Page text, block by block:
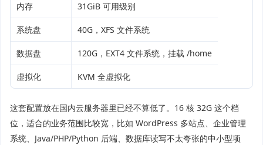
内存 31GiB 可用级别
系统盘 40G，XFS 文件系统
数据盘 120G，EXT4 文件系统，挂载 /home
虚拟化 KVM 全虚拟化
这套配置放在国内云服务器里已经不算低了。16 核 32G 这个档
位，适合的业务范围比较宽，比如 WordPress 多站点、企业管理
系统、Java/PHP/Python 后端、数据库读写不太夸张的中小型项